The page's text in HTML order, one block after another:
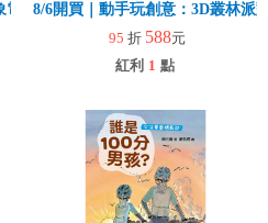
電子琴8/6開買｜動手玩創意：3D叢林派
95 折 588元
紅利 1 點